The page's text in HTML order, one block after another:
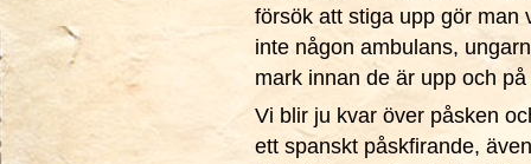
försök att stiga upp gör man
inte någon ambulans,
mark innan de är upp och
Vi blir ju kvar över påsken
ett spanskt påskfirande,